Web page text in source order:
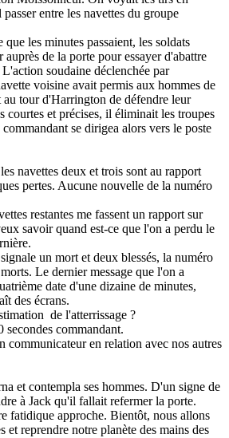
entre les navettes du groupe
que les minutes passaient, les soldats
auprès de la porte pour essayer d'abattre
soudaine déclenchée par
voisine avait permis aux hommes de
au tour d'Harrington de défendre leur
courtes et précises, il éliminait les troupes
se dirigea alors vers le poste
navettes deux et trois sont au rapport
pertes. Aucune nouvelle de la numéro
restantes me fassent un rapport sur
savoir quand est-ce que l'on a perdu le
un mort et deux blessés, la numéro
Le dernier message que l'on a
date d'une dizaine de minutes,
des écrans.
de l'atterrissage ?
secondes commandant.
communicateur en relation avec nos autres
et contempla ses hommes. D'un signe de
à Jack qu'il fallait refermer la porte.
fatidique approche. Bientôt, nous allons
et reprendre notre planète des mains des